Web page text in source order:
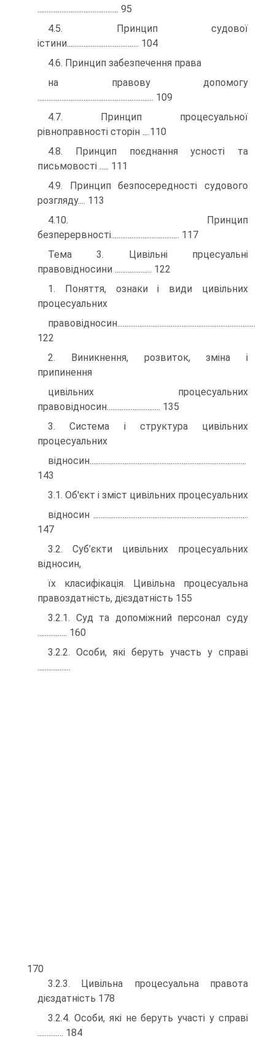
............................................ 95
4.5. Принцип судової
істини....................................... 104
4.6. Принцип забезпечення права
на правову допомогу
............................................................... 109
4.7. Принцип процесуальної
рівноправності сторін ....110
4.8. Принцип поєднання усності та
письмовості ..... 111
4.9. Принцип безпосередності судового
розгляду.... 113
4.10. Принцип
безперервності..................................... 117
Тема 3. Цивільні прцесуальні
правовідносини .................... 122
1. Поняття, ознаки і види цивільних
процесуальних
правовідносин...........................................................................
122
2. Виникнення, розвиток, зміна і
припинення
цивільних процесуальних
правовідносин............................. 135
3. Система і структура цивільних
процесуальних
відносин.....................................................................................
143
3.1. Об'єкт і зміст цивільних процесуальних
відносин ....................................................................................
147
3.2. Суб’єкти цивільних процесуальних
відносин,
їх класифікація. Цивільна процесуальна
правоздатність, дієздатність 155
3.2.1. Суд та допоміжний персонал суду
................ 160
3.2.2. Особи, які беруть участь у справі
..................
170
3.2.3. Цивільна процесуальна правота
дієздатність 178
3.2.4. Особи, які не беруть участі у справі
.............. 184